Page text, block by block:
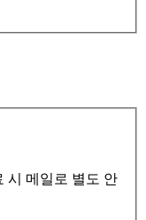
시 메일로 별도 안